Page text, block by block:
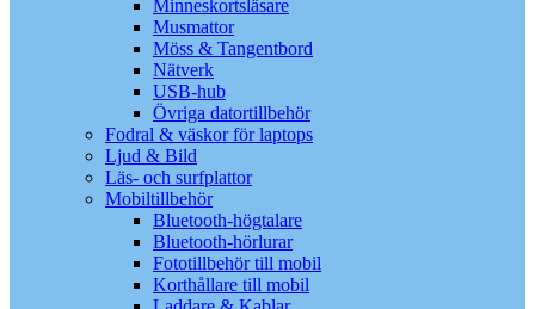
Minneskortsläsare
Musmattor
Möss & Tangentbord
Nätverk
USB-hub
Övriga datortillbehör
Fodral & väskor för laptops
Ljud & Bild
Läs- och surfplattor
Mobiltillbehör
Bluetooth-högtalare
Bluetooth-hörlurar
Fototillbehör till mobil
Korthållare till mobil